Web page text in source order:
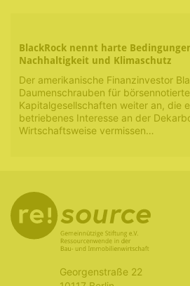
BlackRock nennt harte
Nachhaltigkeit und Klimaschutz
Der amerikanische Finanzinvestor
Daumenschrauben für börsennotierte
Kapitalgesellschaften weiter an, die
betriebenes Interesse an der
Wirtschaftsweise vermissen…
Georgenstraße 22